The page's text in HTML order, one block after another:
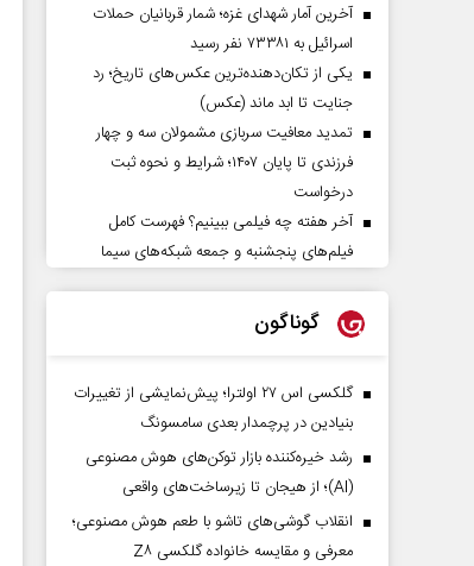
آخرین آمار شهدای غزه؛ شمار قربانیان حملات
اسرائیل به ۷۳۳۸۱ نفر رسید
یکی از تکان‌دهنده‌ترین عکس‌های تاریخ؛ رد
جنایت تا ابد ماند (عکس)
تمدید معافیت سربازی مشمولان سه و چهار
فرزندی تا پایان ۱۴۰۷؛ شرایط و نحوه ثبت
درخواست
آخر هفته چه فیلمی ببینیم؟ فهرست کامل
فیلم‌های پنجشنبه و جمعه شبکه‌های سیما
گوناگون
گلکسی اس ۲۷ اولترا؛ پیش‌نمایشی از تغییرات
بنیادین در پرچمدار بعدی سامسونگ
رشد خیره‌کننده بازار توکن‌های هوش مصنوعی
(AI)؛ از هیجان تا زیرساخت‌های واقعی
انقلاب گوشی‌های تاشو‌ با طعم هوش مصنوعی؛
معرفی و مقایسه خانواده گلکسی Z۸